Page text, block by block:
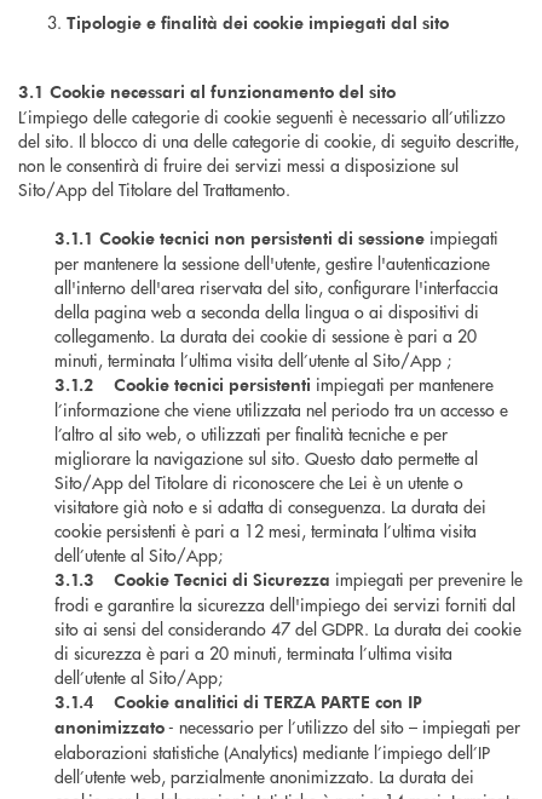
Tipologie e finalità dei cookie impiegati dal sito
3.1 Cookie necessari al funzionamento del sito
L’impiego delle categorie di cookie seguenti è necessario all’utilizzo
del sito. Il blocco di una delle categorie di cookie, di seguito descritte,
non le consentirà di fruire dei servizi messi a disposizione sul
Sito/App del Titolare del Trattamento.
3.1.1 Cookie tecnici non persistenti di sessione impiegati
per mantenere la sessione dell'utente, gestire l'autenticazione
all'interno dell'area riservata del sito, configurare l'interfaccia
della pagina web a seconda della lingua o ai dispositivi di
collegamento. La durata dei cookie di sessione è pari a 20
minuti, terminata l’ultima visita dell’utente al Sito/App ;
3.1.2 Cookie tecnici persistenti impiegati per mantenere
l’informazione che viene utilizzata nel periodo tra un accesso e
l’altro al sito web, o utilizzati per finalità tecniche e per
migliorare la navigazione sul sito. Questo dato permette al
Sito/App del Titolare di riconoscere che Lei è un utente o
visitatore già noto e si adatta di conseguenza. La durata dei
cookie persistenti è pari a 12 mesi, terminata l’ultima visita
dell’utente al Sito/App;
3.1.3 Cookie Tecnici di Sicurezza impiegati per prevenire le
frodi e garantire la sicurezza dell'impiego dei servizi forniti dal
sito ai sensi del considerando 47 del GDPR. La durata dei cookie
di sicurezza è pari a 20 minuti, terminata l’ultima visita
dell’utente al Sito/App;
3.1.4 Cookie analitici di TERZA PARTE con IP
anonimizzato- necessario per l’utilizzo del sito – impiegati per
elaborazioni statistiche (Analytics) mediante l’impiego dell’IP
dell’utente web, parzialmente anonimizzato. La durata dei